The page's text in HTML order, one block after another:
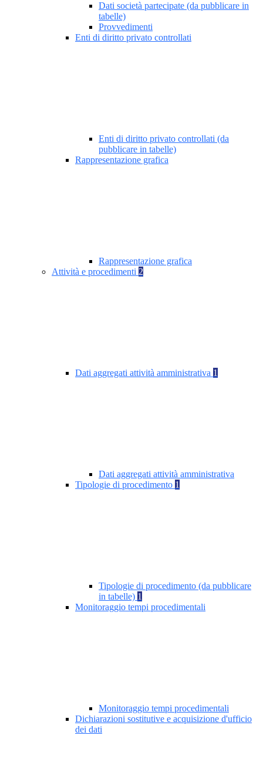
Dati società partecipate (da pubblicare in
tabelle)
Provvedimenti
Enti di diritto privato controllati
Enti di diritto privato controllati (da
pubblicare in tabelle)
Rappresentazione grafica
Rappresentazione grafica
Attività e procedimenti 2
Dati aggregati attività amministrativa 1
Dati aggregati attività amministrativa
Tipologie di procedimento 1
Tipologie di procedimento (da pubblicare
in tabelle) 1
Monitoraggio tempi procedimentali
Monitoraggio tempi procedimentali
Dichiarazioni sostitutive e acquisizione d'ufficio
dei dati